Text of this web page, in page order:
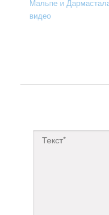
Мальпе и
видео